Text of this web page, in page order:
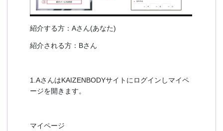
紹介する方：Aさん(あなた)
紹介される方：Bさん
1.AさんはKAIZENBODYサイトにログインしマイペ
ージを開きます。
マイページ